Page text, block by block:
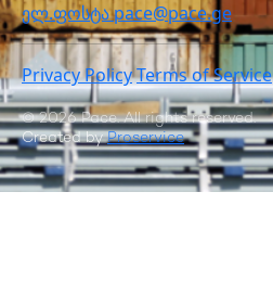
ელ.ფოსტაpace@pace.ge
© 2026 Pace. All rights reserved.
Privacy PolicyTerms of Service
Created byProservice